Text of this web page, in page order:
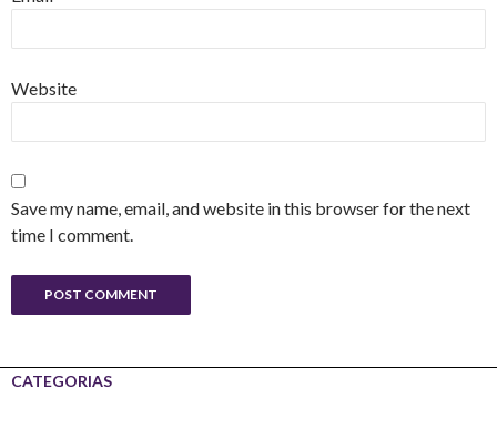
Website
Save my name, email, and website in this browser for the next
time I comment.
CATEGORIAS